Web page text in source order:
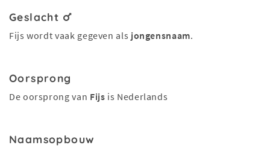
Geslacht
Fijs wordt vaak gegeven als jongensnaam.
Oorsprong
De oorsprong van Fijs is Nederlands
Naamsopbouw